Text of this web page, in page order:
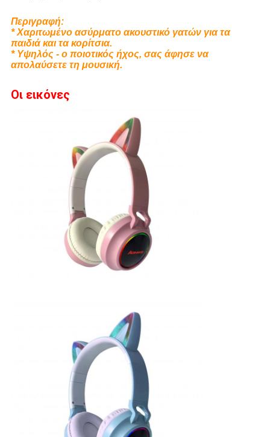
Περιγραφή:
* Χαριτωμένο ασύρματο ακουστικό γατών για τα
παιδιά και τα κορίτσια.
* Υψηλός - ο ποιοτικός ήχος, σας άφησε να
απολαύσετε τη μουσική.
Οι εικόνες